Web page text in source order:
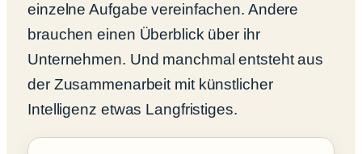
einzelne Aufgabe vereinfachen. Andere
brauchen einen Überblick über ihr
Unternehmen. Und manchmal entsteht aus
der Zusammenarbeit mit künstlicher
Intelligenz etwas Langfristiges.